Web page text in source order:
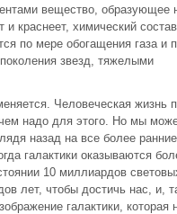
вещество, образующее
и краснеет, химический
по мере обогащения газа и
звезд, тяжелыми
Человеческая жизнь
надо для этого. Но мы
назад на все более ранние
галактики оказываются
10 миллиардов
лет, чтобы достичь нас, и,
галактики, которая